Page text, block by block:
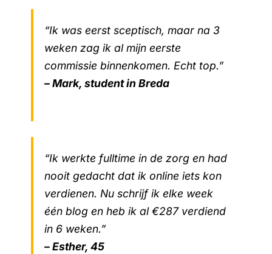
“Ik was eerst sceptisch, maar na 3
weken zag ik al mijn eerste
commissie binnenkomen. Echt top.”
– Mark, student in Breda
“Ik werkte fulltime in de zorg en had
nooit gedacht dat ik online iets kon
verdienen. Nu schrijf ik elke week
één blog en heb ik al €287 verdiend
in 6 weken.”
– Esther, 45